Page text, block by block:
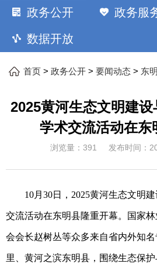
政务公开 政务服
数据开放
首页 > 政务公开 > 要闻动态 > 东
2025黄河生态文明建
学术交流活动在东
浏览量： 391 发布时间：
10月30日，2025黄河生态文明
交流活动在东明县隆重开幕。国家
会会长赵树丛等众多来自省内外知
里、黄河之滨东明县，围绕生态保